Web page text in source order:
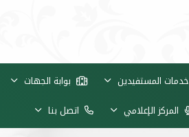
خدمات المستفيدين بوابة الجهات
المركز الإعلامي اتصل بنا